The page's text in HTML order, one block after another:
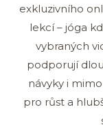
exkluzivního
lekcí – jóga
vybraných
podporují
návyky i
pro růst a